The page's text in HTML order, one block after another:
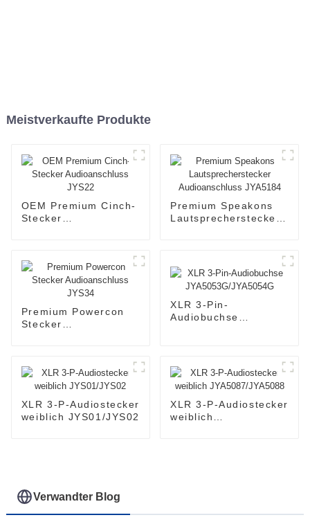
Meistverkaufte Produkte
OEM Premium Cinch-
Stecker
Premium Speakons
Lautsprecherstecker
Premium Powercon
Stecker
XLR 3-Pin-
Audiobuchse
XLR 3-P-Audiostecker
weiblich JYS01/JYS02
XLR 3-P-Audiostecker
weiblich
Verwandter Blog